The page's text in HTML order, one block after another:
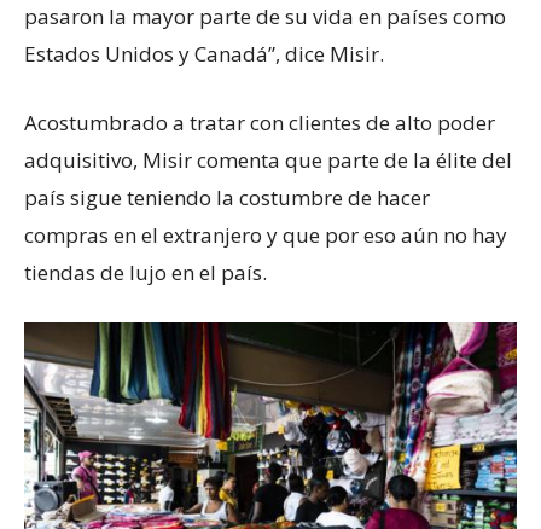
pasaron la mayor parte de su vida en países como
Estados Unidos y Canadá”, dice Misir.
Acostumbrado a tratar con clientes de alto poder
adquisitivo, Misir comenta que parte de la élite del
país sigue teniendo la costumbre de hacer
compras en el extranjero y que por eso aún no hay
tiendas de lujo en el país.